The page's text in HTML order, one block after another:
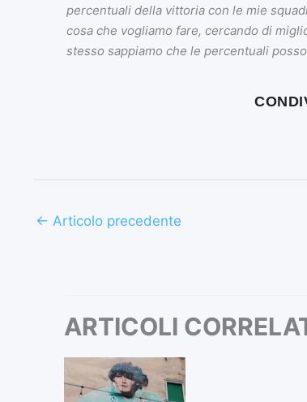
percentuali della vittoria con le mie
cosa che vogliamo fare, cercando di
stesso sappiamo che le percentuali
← Articolo precedente
ARTICOLI